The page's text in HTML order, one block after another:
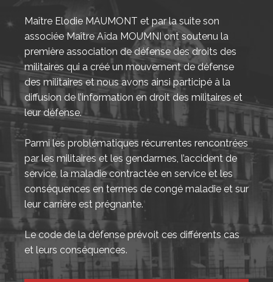
Maître Elodie MAUMONT et par la suite son
associée Maître Aïda MOUMNI ont soutenu la
première association de défense des droits des
militaires qui a créé un mouvement de défense
des militaires et nous avons ainsi participé à la
diffusion de l’information en droit des militaires et
leur défense.
Parmi les problématiques récurrentes rencontrées
par les militaires et les gendarmes, l’accident de
service, la maladie contractée en service et les
conséquences en termes de congé maladie et sur
leur carrière est prégnante.
Le code de la défense prévoit ces différents cas
et leurs conséquences.